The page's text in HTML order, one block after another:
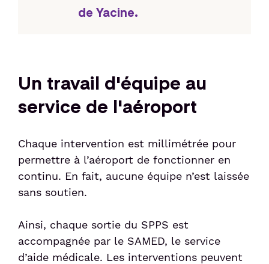
de Yacine.
Un travail d'équipe au
service de l'aéroport
Chaque intervention est millimétrée pour
permettre à l’aéroport de fonctionner en
continu. En fait, aucune équipe n’est laissée
sans soutien.
Ainsi, chaque sortie du SPPS est
accompagnée par le SAMED, le service
d’aide médicale. Les interventions peuvent